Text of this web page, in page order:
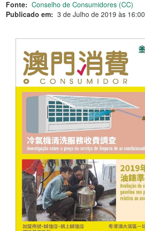
Fonte: Conselho de Consumidores (CC)
Publicado em: 3 de Julho de 2019 às 16:00